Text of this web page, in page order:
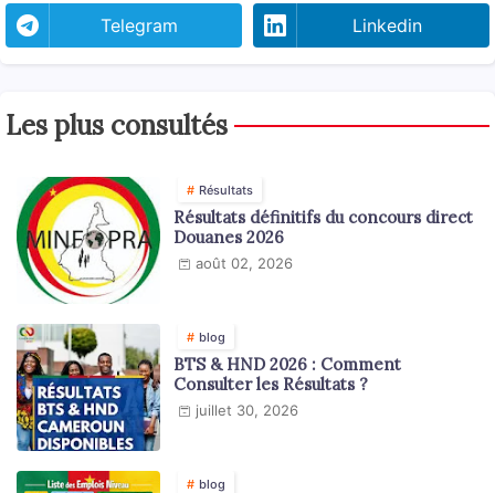
Telegram Linkedin
Les plus consultés
Résultats
Résultats définitifs du concours direct
Douanes 2026
août 02, 2026
blog
BTS & HND 2026 : Comment
Consulter les Résultats ?
juillet 30, 2026
blog